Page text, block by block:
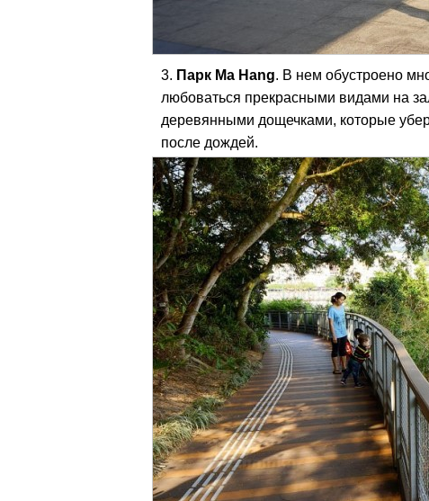
Парк Ma Hang. В нем обустроено
любоваться прекрасными видами на
деревянными дощечками, которые
после дождей.